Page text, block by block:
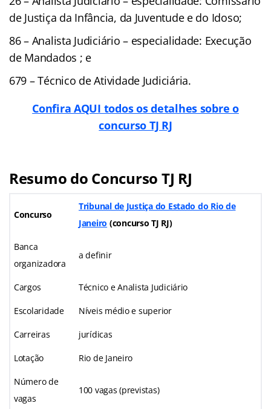
de Justiça da Infância, da Juventude e do Idoso;
86 – Analista Judiciário – especialidade: Execução
de Mandados ; e
679 – Técnico de Atividade Judiciária.
Confira AQUI todos os detalhes sobre o
concurso TJ RJ
Resumo do Concurso TJ RJ
Concurso
Tribunal de Justiça do Estado do Rio de
Janeiro (concurso TJ RJ)
Banca
organizadora
a definir
Cargos Técnico e Analista Judiciário
Escolaridade Níveis médio e superior
Carreiras jurídicas
Lotação Rio de Janeiro
Número de
vagas
100 vagas (previstas)